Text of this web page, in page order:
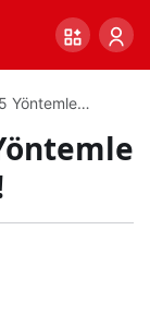
Yöntemle